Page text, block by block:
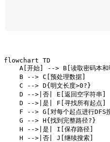
flowchart TD
A[开始] --> B[读取密码本和
    B --> C[预处理数据]
    C --> D{明文长度>0?}
    D -->|否| E[返回空字符串]
    D -->|是| F[寻找所有起点]
F --> G[对每个起点进行DFS
    G --> H{找到完整路径?}
    H -->|是| I[保存路径]
    H -->|否| J[继续搜索]